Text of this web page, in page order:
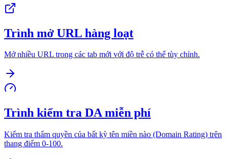
Trình mở URL hàng loạt
Mở nhiều URL trong các tab mới với độ trễ có thể tùy chỉnh.
Trình kiểm tra DA miễn phí
Kiểm tra thẩm quyền của bất kỳ tên miền nào (Domain Rating) trên
thang điểm 0-100.